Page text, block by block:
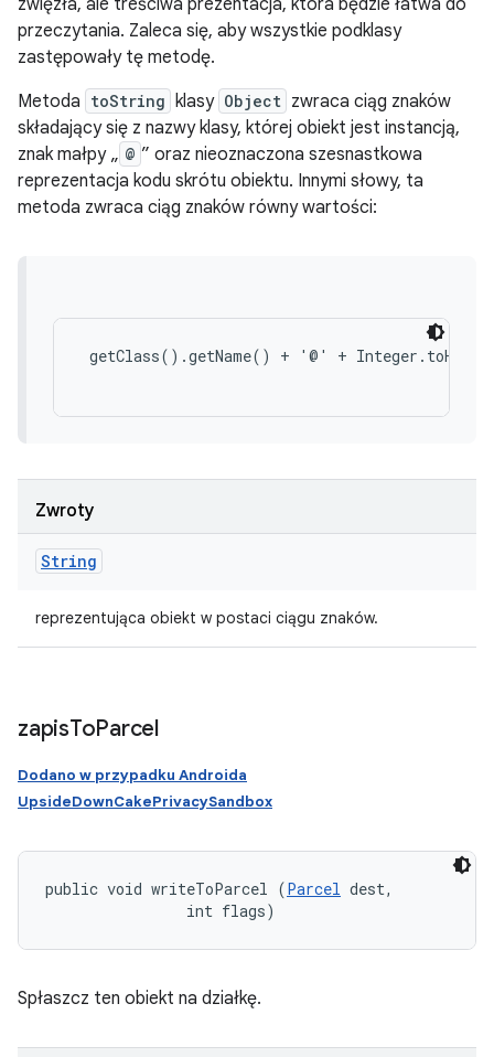
zwięzła, ale treściwa prezentacja, która będzie łatwa do
przeczytania. Zaleca się, aby wszystkie podklasy
zastępowały tę metodę.
Metoda toString klasy Object zwraca ciąg znaków
składający się z nazwy klasy, której obiekt jest instancją,
znak małpy „ @ ” oraz nieoznaczona szesnastkowa
reprezentacja kodu skrótu obiektu. Innymi słowy, ta
metoda zwraca ciąg znaków równy wartości:
getClass().getName() + '@' +
Zwroty
String
reprezentująca obiekt w postaci ciągu znaków.
zapisToParcel
Dodano w przypadku Androida
UpsideDownCakePrivacySandbox
public void writeToParcel (Parcel dest,
                int flags)
Spłaszcz ten obiekt na działkę.